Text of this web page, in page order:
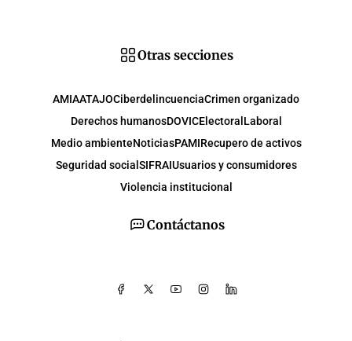
Contáctanos
Otras secciones
AMIAATAJOCiberdelincuenciaCrimen organizado
Derechos humanosDOVICElectoral Laboral
Medio ambienteNoticiasPAMIRecupero de activos
Seguridad social SIFRAIUsuarios y consumidores
Violencia institucional